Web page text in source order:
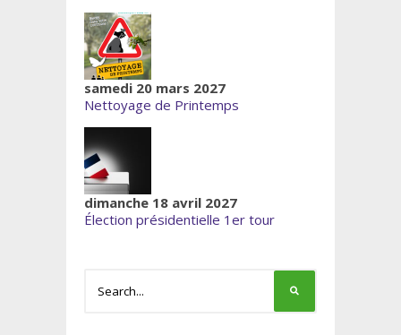
samedi 20 mars 2027
Nettoyage de Printemps
dimanche 18 avril 2027
Élection présidentielle 1er tour